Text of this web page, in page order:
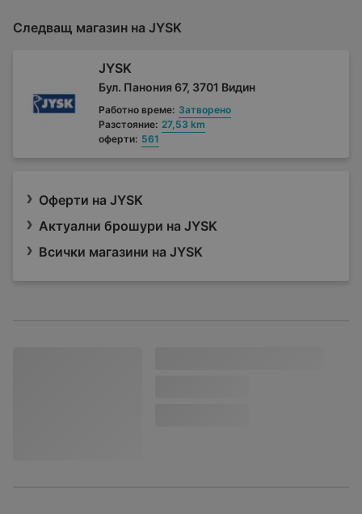
Следващ магазин на JYSK
JYSK
Бул. Панония 67, 3701 Видин
Работно време: Затворено
Разстояние: 27,53 km
оферти: 561
Оферти на JYSK
Актуални брошури на JYSK
Всички магазини на JYSK